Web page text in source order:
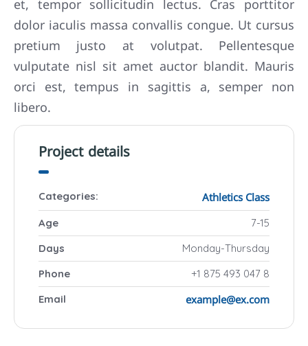
et, tempor sollicitudin lectus. Cras porttitor
dolor iaculis massa convallis congue. Ut cursus
pretium justo at volutpat. Pellentesque
vulputate nisl sit amet auctor blandit. Mauris
orci est, tempus in sagittis a, semper non
libero.
Project details
Categories: AthleticsClass
Age
7-15
Days
Monday-Thursday
Phone
+1 875 493 047 8
Email
example@ex.com